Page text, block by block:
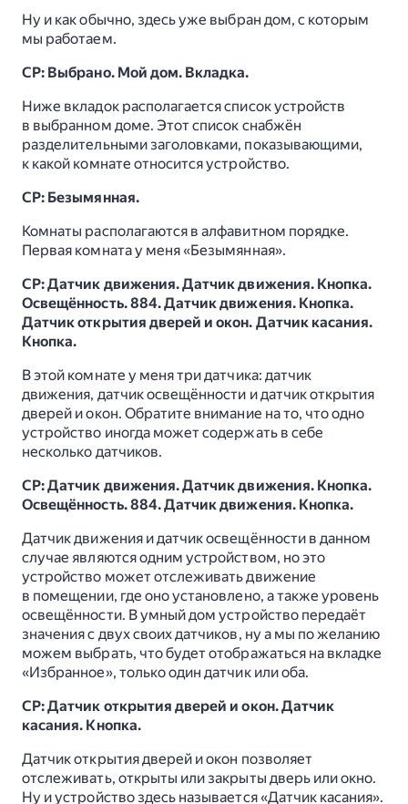
Ну и как обычно, здесь уже выбран дом, с которым
мы работаем.
СР: Выбрано. Мой дом. Вкладка.
Ниже вкладок располагается список устройств
в выбранном доме. Этот список снабжён
разделительными заголовками, показывающими,
к какой комнате относится устройство.
СР: Безымянная.
Комнаты располагаются в алфавитном порядке.
Первая комната у меня «Безымянная».
СР: Датчик движения. Датчик движения. Кнопка.
Освещённость. 884. Датчик движения. Кнопка.
Датчик открытия дверей и окон. Датчик касания.
Кнопка.
В этой комнате у меня три датчика: датчик
движения, датчик освещённости и датчик открытия
дверей и окон. Обратите внимание на то, что одно
устройство иногда может содержать в себе
несколько датчиков.
СР: Датчик движения. Датчик движения. Кнопка.
Освещённость. 884. Датчик движения. Кнопка.
Датчик движения и датчик освещённости в данном
случае являются одним устройством, но это
устройство может отслеживать движение
в помещении, где оно установлено, а также уровень
освещённости. В умный дом устройство передаёт
значения с двух своих датчиков, ну а мы по желанию
можем выбрать, что будет отображаться на вкладке
«Избранное», только один датчик или оба.
СР: Датчик открытия дверей и окон. Датчик
касания. Кнопка.
Датчик открытия дверей и окон позволяет
отслеживать, открыты или закрыты дверь или окно.
Ну и устройство здесь называется «Датчик касания».